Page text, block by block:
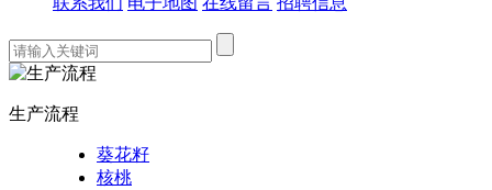
生产流程
葵花籽
核桃